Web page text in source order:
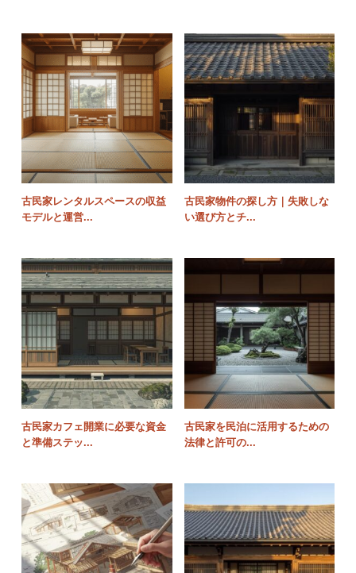
古民家レンタルスペースの収益
モデルと運営...
古民家物件の探し方｜失敗しな
い選び方とチ...
古民家カフェ開業に必要な資金
と準備ステッ...
古民家を民泊に活用するための
法律と許可の...